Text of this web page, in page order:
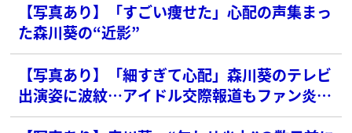
【写真あり】「すごい痩せた」心配の声集まっ
た森川葵の“近影”
【写真あり】「細すぎて心配」森川葵のテレビ
出演姿に波紋…アイドル交際報道もファン炎上
させる強メンタル行動